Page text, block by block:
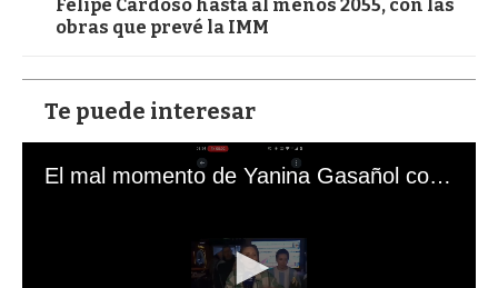
Felipe Cardoso hasta al menos 2055, con las
obras que prevé la IMM
Te puede interesar
El mal momento de Yanina Gasañol con un hincha argentino en "Subrayado"